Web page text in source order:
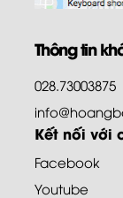
Thông tin
028.73003875
Kết nối với
Facebook
Youtube